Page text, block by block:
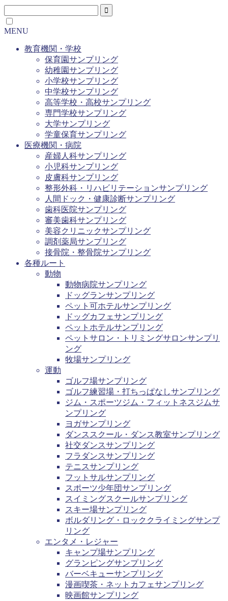
MENU
教育機関・学校
保育園サンプリング
幼稚園サンプリング
小学校サンプリング
中学校サンプリング
高等学校・高校サンプリング
専門学校サンプリング
大学サンプリング
学童保育サンプリング
医療機関・病院
産婦人科サンプリング
小児科サンプリング
皮膚科サンプリング
整形外科・リハビリテーションサンプリング
人間ドック・健康診断サンプリング
歯科医院サンプリング
審美歯科サンプリング
美容クリニックサンプリング
調剤薬局サンプリング
接骨院・整骨院サンプリング
各種ルート
動物
動物病院サンプリング
ドッグランサンプリング
ペット可ホテルサンプリング
ドッグカフェサンプリング
ペットホテルサンプリング
ペットサロン・トリミングサロンサンプリ
ング
牧場サンプリング
運動
ゴルフ場サンプリング
ゴルフ練習場・打ちっぱなしサンプリング
ジム・スポーツジム・フィットネスジムサ
ンプリング
ヨガサンプリング
ダンススクール・ダンス教室サンプリング
社交ダンスサンプリング
フラダンスサンプリング
テニスサンプリング
フットサルサンプリング
スポーツ少年団サンプリング
スイミングスクールサンプリング
スキー場サンプリング
ボルダリング・ロッククライミングサンプ
リング
エンタメ・レジャー
キャンプ場サンプリング
グランピングサンプリング
バーベキューサンプリング
漫画喫茶・ネットカフェサンプリング
映画館サンプリング